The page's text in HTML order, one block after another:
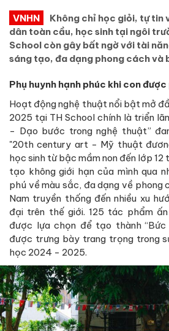
VNHN
Không chỉ học giỏi, tự tin
dân toàn cầu, học sinh tại ngôi
School còn gây bất ngờ với tài
sáng tạo, đa dạng phong cách và
Phụ huynh hạnh phúc khi con
Hoạt động nghệ thuật nổi bật mở
2025 tại TH School chính là triển
- Dạo bước trong nghệ thuật”
"20th century art - Mỹ thuật
học sinh từ bậc mầm non đến lớp 12
tạo không giới hạn của mình qua
phú về màu sắc, đa dạng về
Nam truyền thống đến nhiều xu
đại trên thế giới. 125 tác phẩm
được lựa chọn để tạo thành
được trưng bày trang trọng trong
học 2024 - 2025.